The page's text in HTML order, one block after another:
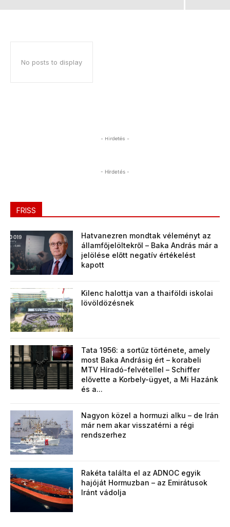
No posts to display
- Hirdetés -
- Hirdetés -
FRISS
Hatvanezren mondtak véleményt az
államfőjelöltekről – Baka András már a
jelölése előtt negatív értékelést
kapott
Kilenc halottja van a thaiföldi iskolai
lövöldözésnek
Tata 1956: a sortűz története, amely
most Baka Andrásig ért – korabeli
MTV Híradó-felvétellel – Schiffer
elővette a Korbely-ügyet, a Mi Hazánk
és a...
Nagyon közel a hormuzi alku – de Irán
már nem akar visszatérni a régi
rendszerhez
Rakéta találta el az ADNOC egyik
hajóját Hormuzban – az Emirátusok
Iránt vádolja